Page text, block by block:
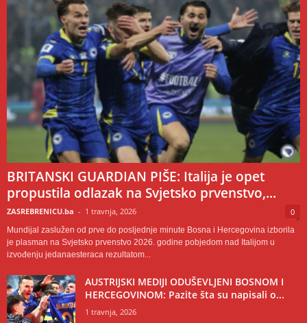
BRITANSKI GUARDIAN PIŠE: Italija je opet
propustila odlazak na Svjetsko prvenstvo,...
ZASREBRENICU.ba - 1 travnja, 2026 0
Mundijal zaslužen od prve do posljednje minute Bosna i Hercegovina izborila
je plasman na Svjetsko prvenstvo 2026. godine pobjedom nad Italijom u
izvođenju jedanaesteraca rezultatom...
AUSTRIJSKI MEDIJI ODUŠEVLJENI BOSNOM I
HERCEGOVINOM: Pazite šta su napisali o...
1 travnja, 2026